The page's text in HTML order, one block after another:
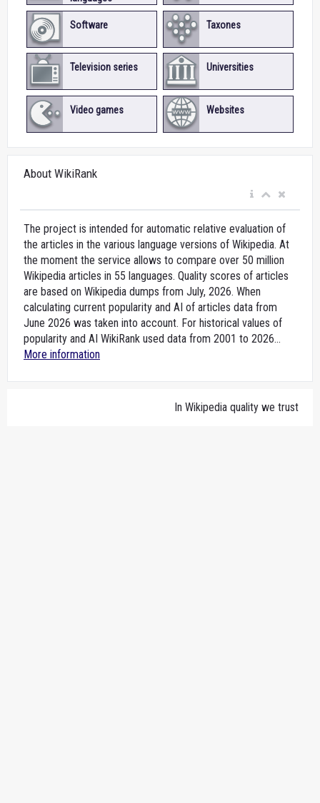
Software Taxones
Television series Universities
Video games Websites
About WikiRank
The project is intended for automatic relative evaluation of
the articles in the various language versions of Wikipedia. At
the moment the service allows to compare over 50 million
Wikipedia articles in 55 languages. Quality scores of articles
are based on Wikipedia dumps from July, 2026. When
calculating current popularity and AI of articles data from
June 2026 was taken into account. For historical values of
popularity and AI WikiRank used data from 2001 to 2026...
More information
In Wikipedia quality we trust